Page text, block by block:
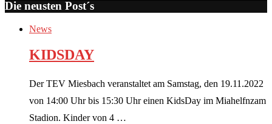
Die neusten Post´s
News
KIDSDAY
Der TEV Miesbach veranstaltet am Samstag, den 19.11.2022
von 14:00 Uhr bis 15:30 Uhr einen KidsDay im Miahelfnzam
Stadion. Kinder von 4 …